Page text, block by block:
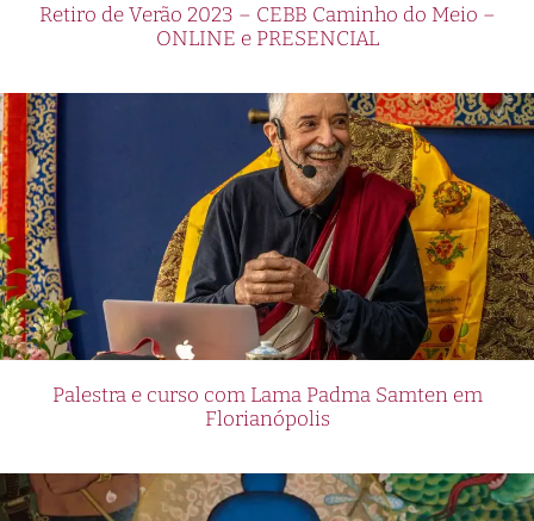
Retiro de Verão 2023 – CEBB Caminho do Meio –
ONLINE e PRESENCIAL
Palestra e curso com Lama Padma Samten em
Florianópolis